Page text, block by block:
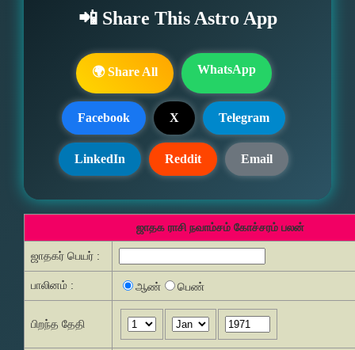
📲 Share This Astro App
🌍 Share All WhatsApp
Facebook X Telegram
LinkedIn Reddit Email
ஜாதக ராசி நவாம்சம் கோச்சரம் பலன்
ஜாதகர் பெயர் :
பாலினம் : ஆண் பெண்
பிறந்த தேதி